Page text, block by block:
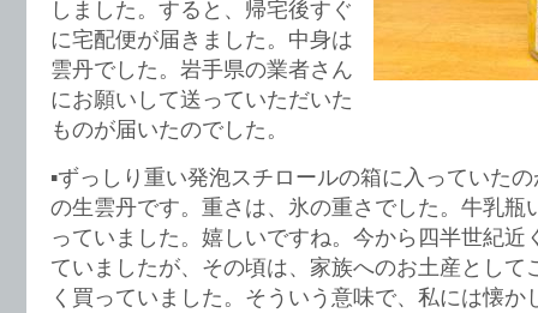
しました。すると、帰宅後すぐ
に宅配便が届きました。中身は
雲丹でした。岩手県の業者さん
にお願いして送っていただいた
ものが届いたのでした。
▪️ずっしり重い発泡スチロールの箱に入っていた
の生雲丹です。重さは、氷の重さでした。牛乳瓶
っていました。嬉しいですね。今から四半世紀近
ていましたが、その頃は、家族へのお土産として
く買っていました。そういう意味で、私には懐か